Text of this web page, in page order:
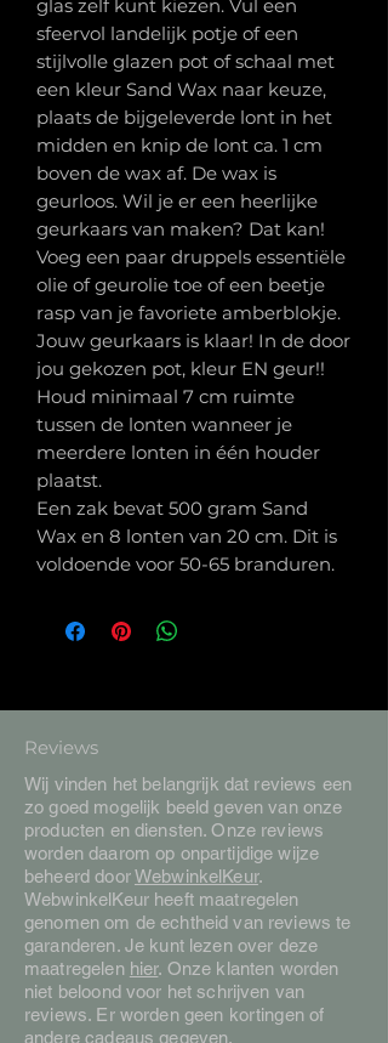
glas zelf kunt kiezen. Vul een
sfeervol landelijk potje of een
stijlvolle glazen pot of schaal met
een kleur Sand Wax naar keuze,
plaats de bijgeleverde lont in het
midden en knip de lont ca. 1 cm
boven de wax af. De wax is
geurloos. Wil je er een heerlijke
geurkaars van maken? Dat kan!
Voeg een paar druppels essentiële
olie of geurolie toe of een beetje
rasp van je favoriete amberblokje.
Jouw geurkaars is klaar! In de door
jou gekozen pot, kleur EN geur!!
Houd minimaal 7 cm ruimte
tussen de lonten wanneer je
meerdere lonten in één houder
plaatst.
Een zak bevat 500 gram Sand
Wax en 8 lonten van 20 cm. Dit is
voldoende voor 50-65 branduren.
Reviews
Wij vinden het belangrijk dat reviews een
zo goed mogelijk beeld geven van onze
producten en diensten. Onze reviews
worden daarom op onpartijdige wijze
beheerd doorWebwinkelKeur.
WebwinkelKeur heeft maatregelen
genomen om de echtheid van reviews te
garanderen. Je kunt lezen over deze
maatregelen hier. Onze klanten worden
niet beloond voor het schrijven van
reviews. Er worden geen kortingen of
andere cadeaus gegeven.